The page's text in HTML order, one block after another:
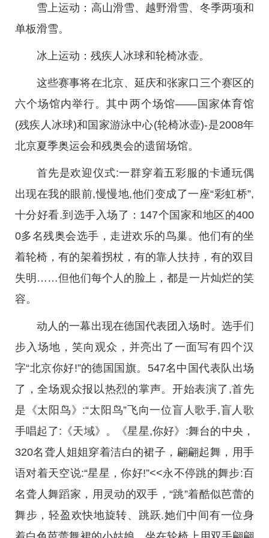
雪上运动：高山滑雪、越野滑雪、冬季两项和
单板滑雪。
冰上运动：残疾人冰球和轮椅冰壶。
这些赛事将在北京、延庆和张家口三个赛区的
六个场馆内举行。其中两个场馆——国家体育馆
(残疾人冰球)和国家游泳中心(轮椅冰壶)-是2008年
北京夏季奥运会和残奥会的遗留场馆。
首先是欢迎仪式:一群穿着五彩服的卡通玩偶
出现在我的眼前,慢慢地,他们变成了一座“彩虹桥”,
十分好看.到选手入场了：147个国家和地区的400
0多名残奥会选手，走进欢乐的鸟巢。他们有的坐
着轮椅，有的架着拐杖，有的靠人扶持，有的双目
失明……但他们每个人的脸上，都是一片灿烂的笑
容。
动人的一幕出现在德国代表团入场时。选手们
步入场地，笑向观众，并亮出了一面写有四个汉
字“北京你好!”的德国国旗。547名中国代表队出场
了，全场观众报以热烈的掌声。开始表演了,首先
是《太阳鸟》:“太阳鸟”飞向一位盲人歌手,盲人歌
手唱起了:《天域》。《星星,你好》:舞台的中央，
320名聋人姐姐穿着洁白的裙子，翩翩起舞，用手
语对着天空说:“星星，你好!”<<永不停跳的舞步:百
名聋人舞蹈家，用灵动的双手，“跳”着酷似芭蕾的
舞步，轻盈欢快地旋转、跳跃.她们中间有一位身